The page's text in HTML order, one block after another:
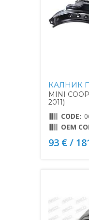
КАЛНИК
MINI
2011)
CODE:
OEM
93 € /